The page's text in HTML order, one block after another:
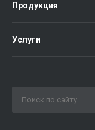
Продукция
Услуги